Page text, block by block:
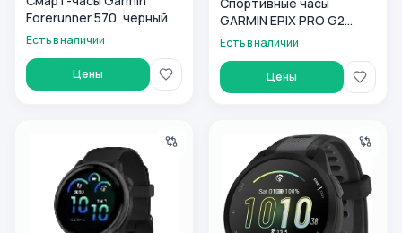
Forerunner 570, черный
Есть в наличии
Цены
GARMIN EPIX PRO G2
(47mm) Black
Есть в наличии
Цены
Смарт-часы Garmin